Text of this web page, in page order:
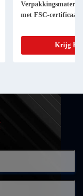
met FSC-certificaat
Krijg